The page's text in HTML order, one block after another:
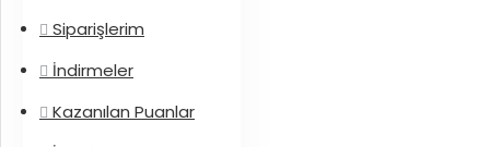
Siparişlerim
İndirmeler
Kazanılan Puanlar